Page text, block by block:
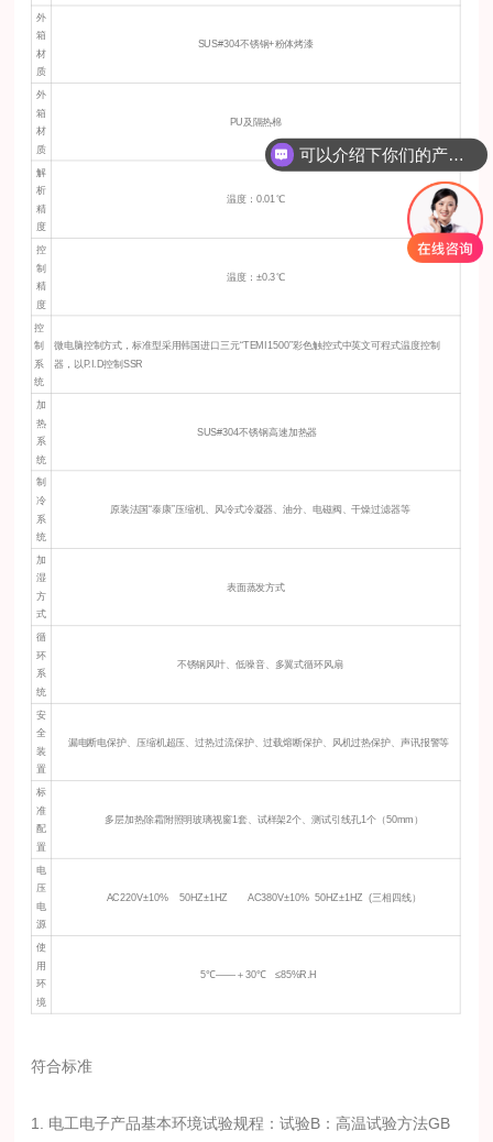
外
箱
材
质
SUS#304不锈钢+粉体烤漆
外
箱
材
质
PU及隔热棉
解
析
精
度
温度：0.01℃
控
制
精
度
温度：±0.3℃
控
制
系
统
微电脑控制方式，标准型采用韩国进口三元“TEMI1500”彩色触控式中英文可程式温度控制
器，以P.I.D控制SSR
加
热
系
统
SUS#304不锈钢高速加热器
制
冷
系
统
原装法国“泰康”压缩机、风冷式冷凝器、油分、电磁阀、干燥过滤器等
加
湿
方
式
表面蒸发方式
循
环
系
统
不锈钢风叶、低噪音、多翼式循环风扇
安
全
装
置
漏电断电保护、压缩机超压、过热过流保护、过载熔断保护、风机过热保护、声讯报警等
标
准
配
置
多层加热除霜附照明玻璃视窗1套、试样架2个、测试引线孔1个（50mm）
电
压
电
源
AC220V±10% 50HZ±1HZ AC380V±10% 50HZ±1HZ (三相四线）
使
用
环
境
5℃——＋30℃ ≤85%R.H
符合标准
1. 电工电子产品基本环境试验规程：试验B：高温试验方法GB
可以介绍下你们的产品么？